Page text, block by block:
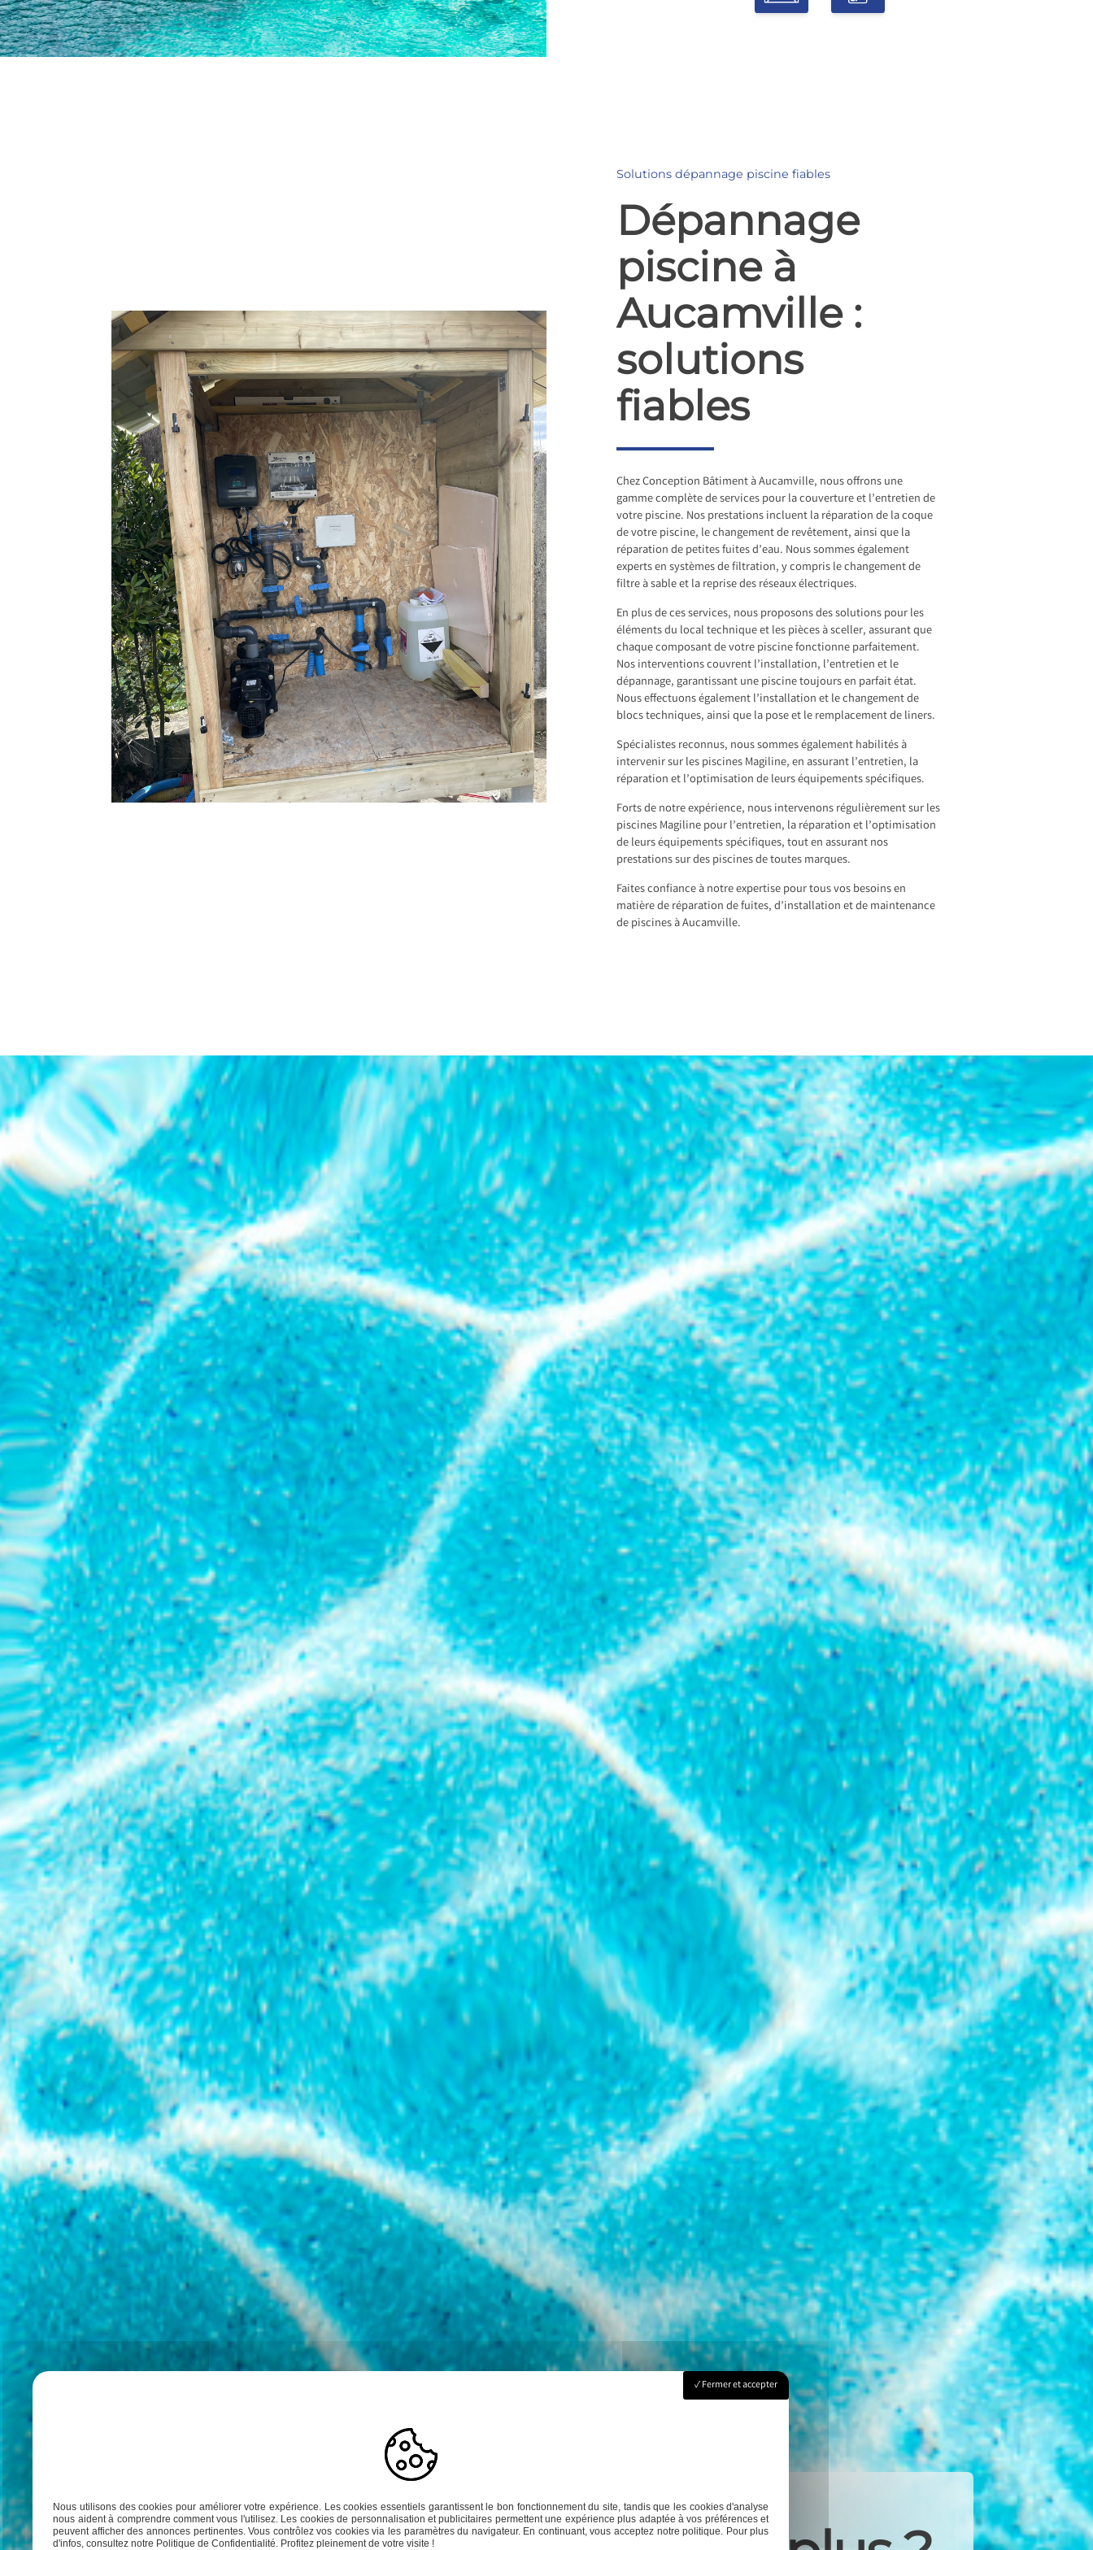
Solutions dépannage piscine fiables
Dépannage
piscine à
Aucamville :
solutions
fiables
Chez Conception Bâtiment à Aucamville, nous offrons une
gamme complète de services pour la couverture et l’entretien de
votre piscine. Nos prestations incluent la réparation de la coque
de votre piscine, le changement de revêtement, ainsi que la
réparation de petites fuites d’eau. Nous sommes également
experts en systèmes de filtration, y compris le changement de
filtre à sable et la reprise des réseaux électriques.
En plus de ces services, nous proposons des solutions pour les
éléments du local technique et les pièces à sceller, assurant que
chaque composant de votre piscine fonctionne parfaitement.
Nos interventions couvrent l’installation, l’entretien et le
dépannage, garantissant une piscine toujours en parfait état.
Nous effectuons également l’installation et le changement de
blocs techniques, ainsi que la pose et le remplacement de liners.
Spécialistes reconnus, nous sommes également habilités à
intervenir sur les piscines Magiline, en assurant l’entretien, la
réparation et l’optimisation de leurs équipements spécifiques.
Forts de notre expérience, nous intervenons régulièrement sur les
piscines Magiline pour l’entretien, la réparation et l’optimisation
de leurs équipements spécifiques, tout en assurant nos
prestations sur des piscines de toutes marques.
Faites confiance à notre expertise pour tous vos besoins en
matière de réparation de fuites, d’installation et de maintenance
de piscines à Aucamville.
Fermer et accepter
Nous utilisons des cookies pour améliorer votre expérience. Les cookies essentiels garantissent le bon fonctionnement du site, tandis que les cookies d'analyse
nous aident à comprendre comment vous l'utilisez. Les cookies de personnalisation et publicitaires permettent une expérience plus adaptée à vos préférences et
peuvent afficher des annonces pertinentes. Vous contrôlez vos cookies via les paramètres du navigateur. En continuant, vous acceptez notre politique. Pour plus
d'infos, consultez notre Politique de Confidentialité. Profitez pleinement de votre visite !